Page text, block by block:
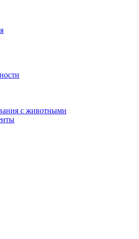
с животными